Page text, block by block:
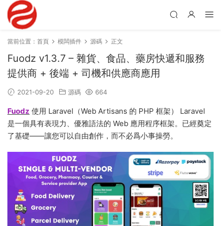
當前位置： 首頁 模闆插件 源碼 正文
Fuodz v1.3.7 – 雜貨、食品、藥房快遞和服務
提供商 + 後端 + 司機和供應商應用
2021-09-20 源碼 664
Fuodz 使用 Laravel（Web Artisans 的 PHP 框架） Laravel
是一個具有表現力、優雅語法的 Web 應用程序框架。已經奠定
了基礎——讓您可以自由創作，而不必爲小事操勞。